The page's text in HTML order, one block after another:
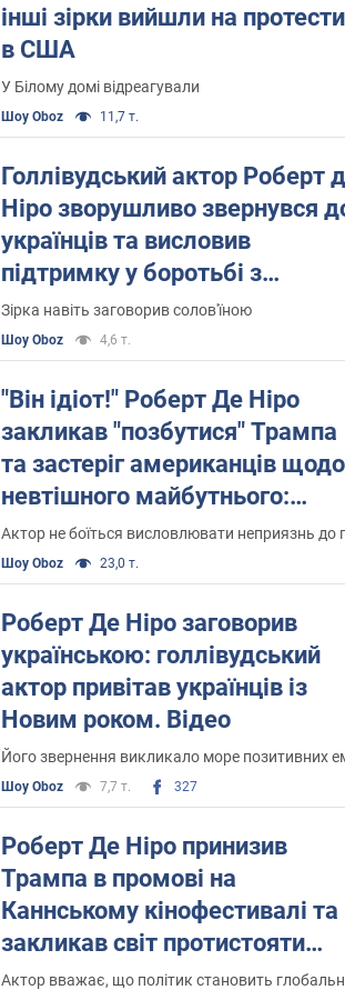
інші зірки вийшли на протести
в США
У Білому домі відреагували
Шоу Oboz 11,7 т.
Голлівудський актор Роберт
Ніро зворушливо звернувся
українців та висловив
підтримку у боротьбі з
"аморальною" російською
агресією. Відео
Зірка навіть заговорив солов'їною
Шоу Oboz 4,6 т.
"Він ідіот!" Роберт Де Ніро
закликав "позбутися" Трампа
та застеріг американців щодо
невтішного майбутнього:
президент США не змовчав
Актор не боїться висловлювати неприязнь до
Шоу Oboz 23,0 т.
Роберт Де Ніро заговорив
українською: голлівудський
актор привітав українців із
Новим роком. Відео
Його звернення викликало море позитивних
Шоу Oboz 7,7 т. 327
Роберт Де Ніро принизив
Трампа в промові на
Каннському кінофестивалі та
закликав світ протистояти
йому
Актор вважає, що політик становить